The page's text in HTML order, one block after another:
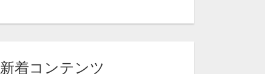
新着コンテンツ